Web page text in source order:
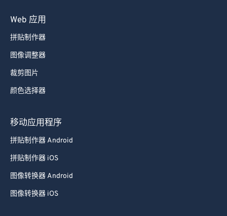
Web 应用
拼贴制作器
图像调整器
裁剪图片
颜色选择器
移动应用程序
拼贴制作器 Android
拼贴制作器 iOS
图像转换器 Android
图像转换器 iOS